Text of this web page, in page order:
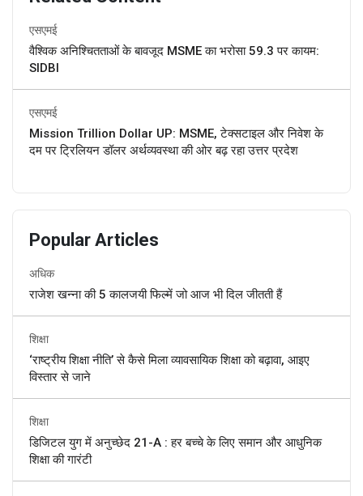
एसएमई
वैश्विक अनिश्चितताओं के बावजूद MSME का भरोसा 59.3 पर कायम:
SIDBI
एसएमई
Mission Trillion Dollar UP: MSME, टेक्सटाइल और निवेश के
दम पर ट्रिलियन डॉलर अर्थव्यवस्था की ओर बढ़ रहा उत्तर प्रदेश
Popular Articles
अधिक
राजेश खन्ना की 5 कालजयी फिल्में जो आज भी दिल जीतती हैं
शिक्षा
‘राष्ट्रीय शिक्षा नीति’ से कैसे मिला व्यावसायिक शिक्षा को बढ़ावा, आइए
विस्तार से जाने
शिक्षा
डिजिटल युग में अनुच्छेद 21-A : हर बच्चे के लिए समान और आधुनिक
शिक्षा की गारंटी